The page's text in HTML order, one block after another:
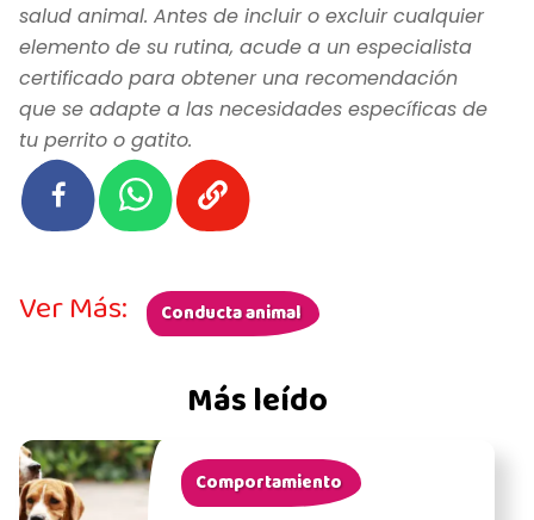
salud animal. Antes de incluir o excluir cualquier
elemento de su rutina, acude a un especialista
certificado para obtener una recomendación
que se adapte a las necesidades específicas de
tu perrito o gatito.
Más leído
Comportamiento
Ver Más: Conducta animal